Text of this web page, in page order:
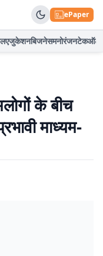
ePaper
एजुकेशनबिजनेसमनोरंजनटेकऑटो
के बीच
माध्यम-